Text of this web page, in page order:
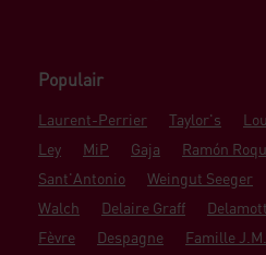
Populair
Laurent-Perrier Taylor's
Ley
MiP Gaja Ramón
Sant'Antonio
Weingut Seeger
Walch
Delaire Graff
Fèvre
Despagne Famille